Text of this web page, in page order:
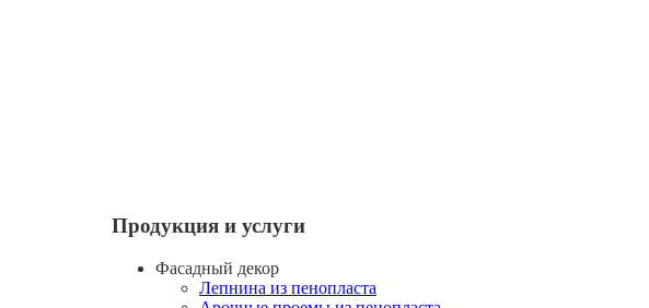
Продукция и услуги
Фасадный декор
Лепнина из пенопласта